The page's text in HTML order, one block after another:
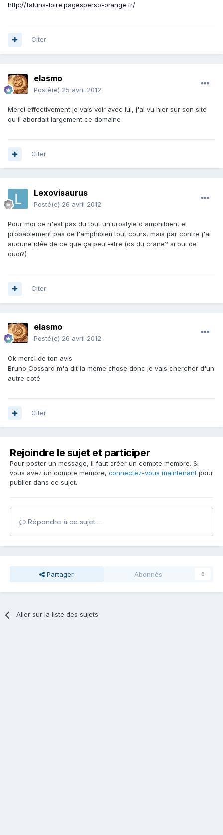
http://faluns-loire.pagesperso-orange.fr/
Citer
elasmo
Posté(e) 25 avril 2012
Merci effectivement je vais voir avec lui, j'ai vu hier sur son site
qu'il abordait largement ce domaine
Citer
Lexovisaurus
Posté(e) 26 avril 2012
Pour moi ce n'est pas du tout un urostyle d'amphibien, et
probablement pas de l'amphibien tout cours, mais par contre j'ai
aucune idée de ce que ça peut-etre (os du crane? si oui de
quoi?)
Citer
elasmo
Posté(e) 26 avril 2012
Ok merci de ton avis
Bruno Cossard m'a dit la meme chose donc je vais chercher d'un
autre coté
Citer
Rejoindre le sujet et participer
Pour poster un message, il faut créer un compte membre. Si
vous avez un compte membre, connectez-vous maintenant pour
publier dans ce sujet.
Répondre à ce sujet…
Partager Abonnés 0
Aller sur la liste des sujets